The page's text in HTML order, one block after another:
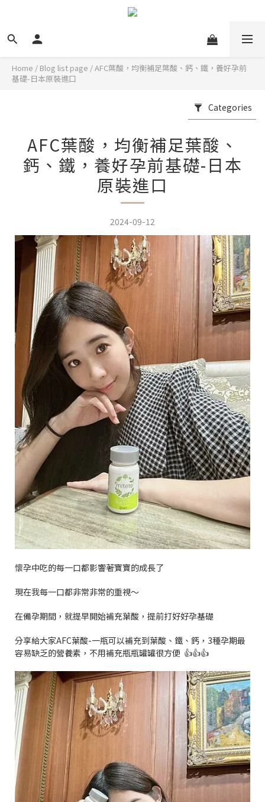
Home / Blog list page /AFC葉酸，均衡補足葉酸、鈣、鐵，養好孕前
基礎-日本原裝進口
Categories
AFC葉酸，均衡補足葉酸、
鈣、鐵，養好孕前基礎-日本
原裝進口
2024-09-12
懷孕中吃的每一口都影響著寶寶的成長了
現在我每一口都非常非常的重視～
在備孕期間，就提早開始補充葉酸，提前打好好孕基礎
分享給大家AFC葉酸-一瓶可以補充到葉酸、鐵、鈣， 3種孕期最
容易缺乏的營養素，不用補充瓶瓶罐罐很方便 👍👍👍